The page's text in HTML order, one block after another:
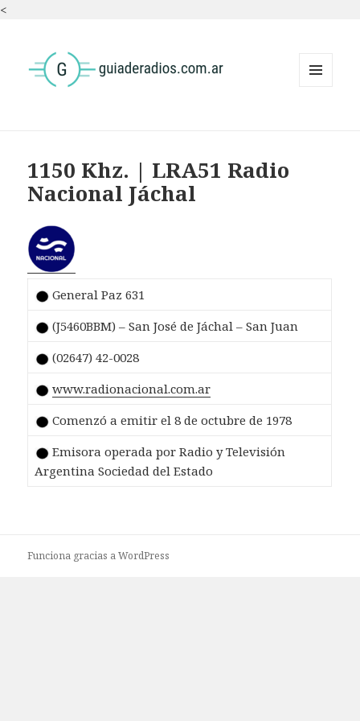
<
1150 Khz. | LRA51 Radio
Nacional Jáchal
General Paz 631
(J5460BBM) – San José de Jáchal – San Juan
(02647) 42-0028
www.radionacional.com.ar
Comenzó a emitir el 8 de octubre de 1978
Emisora operada por Radio y Televisión
Argentina Sociedad del Estado
Funciona gracias a WordPress